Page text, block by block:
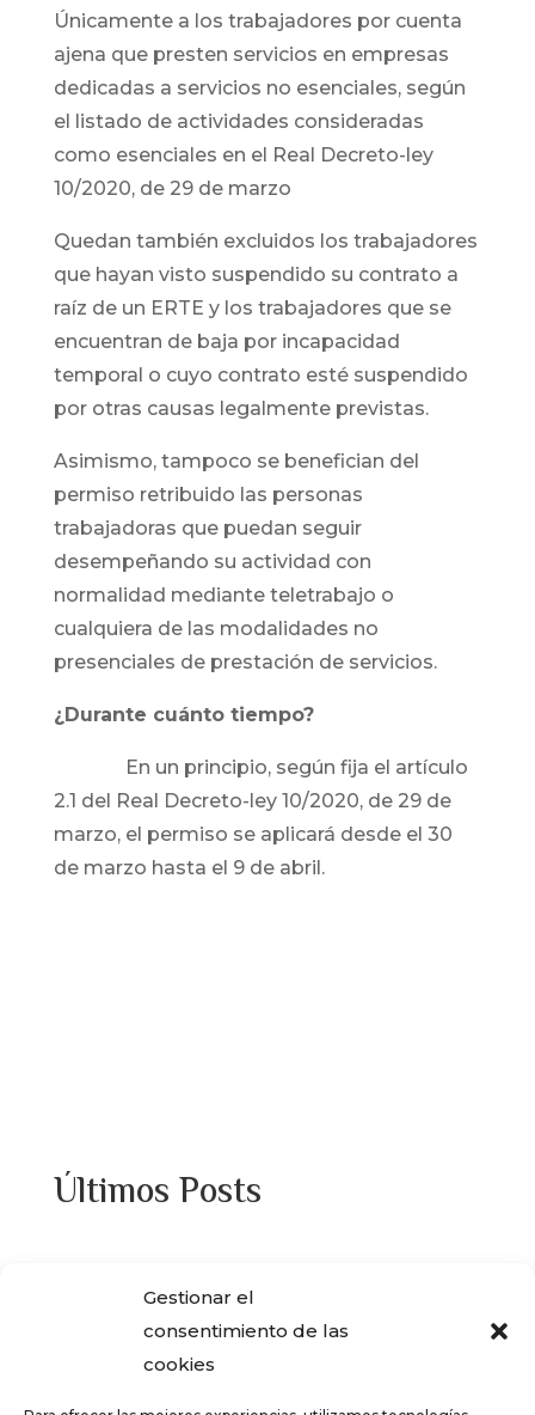
Gestionar el
consentimiento de las
cookies
Únicamente a los trabajadores por cuenta
ajena que presten servicios en empresas
dedicadas a servicios no esenciales, según
el listado de actividades consideradas
como esenciales en el Real Decreto-ley
10/2020, de 29 de marzo
Quedan también excluidos los trabajadores
que hayan visto suspendido su contrato a
raíz de un ERTE y los trabajadores que se
encuentran de baja por incapacidad
temporal o cuyo contrato esté suspendido
por otras causas legalmente previstas.
Asimismo, tampoco se benefician del
permiso retribuido las personas
trabajadoras que puedan seguir
desempeñando su actividad con
normalidad mediante teletrabajo o
cualquiera de las modalidades no
presenciales de prestación de servicios.
¿Durante cuánto tiempo?
En un principio, según fija el artículo
2.1 del Real Decreto-ley 10/2020, de 29 de
marzo, el permiso se aplicará desde el 30
de marzo hasta el 9 de abril.
Últimos Posts
ENCASA CIBELES compró al IVIMA en el
año 2013?